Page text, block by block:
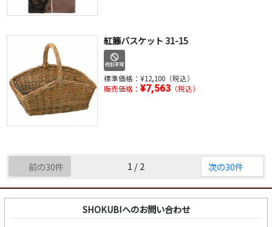
紅籐バスケット 31-15
標準価格： ¥12,100（税込）
販売価格： ¥7,563（税込）
前の30件 1 / 2 次の30件
SHOKUBIへのお問い合わせ